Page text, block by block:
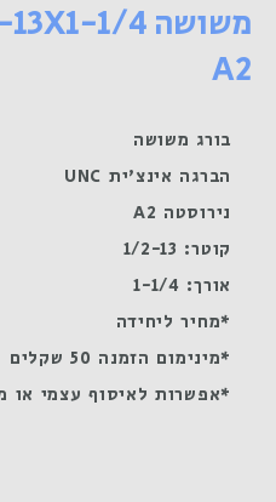
13X1-
נירוסטה
A2
בורג משושה
הברגה אינצ'ית UNC
נירוסטה A2
קוטר: 1/2-13
אורך: 1-1/4
*מחיר ליחידה
*מינימום הזמנה 50 שקלים
*אפשרות לאיסוף עצמי או